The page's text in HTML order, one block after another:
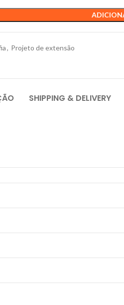
, Projeto de extensão
SHIPPING & DELIVERY